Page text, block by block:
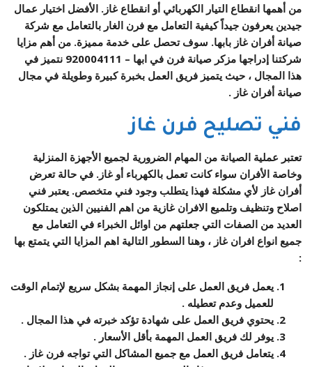
من أهمها انقطاع التيار الكهربائي أو انقطاع غاز. الأفضل اختيار عمال
جيدين يعرفون جيداً كيفية التعامل مع فرن الغار بالتعامل مع شركة
صيانة أفران غاز بابها. سوف تحصل على خدمة مميزة. من أهم مزايا
شركتنا إدراجها مزكر صيانة فرن في ابها – 920004111
نتميز في
هذا المجال ، حيث يتميز فريق العمل بخبرة كبيرة وطويلة في مجال
صيانة أفران غاز .
فني تصليح فرن غاز
تعتبر عملية الصيانة من المهام الضرورية لجميع الأجهزة المنزلية
وخاصة الأفران سواء كانت تعمل بالكهرباء أو غاز. في حالة تعرض
أفران غاز لأي مشكلة فهذا يتطلب وجود فني متخصص. يعتبر فني
اصلاح وتنظيف وتلميع الافران غازية من اهم الفنيين الذين يمتلكون
العديد من الصفات التي جعلتهم من اوائل الخبراء في التعامل مع
جميع انواع افران غاز ، وهنا السطور التالية اهم المزايا التي يتمتع بها
:
يعمل فريق العمل على إنجاز المهمة بشكل سريع لإتمام الوقت
للعميل وعدم تعطيله .
يحتوي فريق العمل على شهادة تؤكد خبرته في هذا المجال .
يوفر لك فريق العمل المهمة بأقل الأسعار .
يتعامل فريق العمل مع جميع المشاكل التي تواجه فرن غاز .